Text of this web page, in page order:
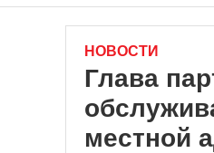
НОВОСТИ
Глава
местной